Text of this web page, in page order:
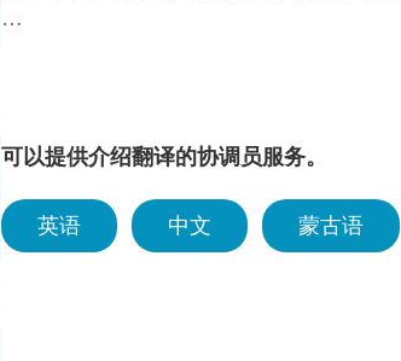
索菲亚女性医院旨在通过不断更新医学
正如索菲亚（SOPHIA：智慧）的含义一
可以提供介绍翻译的协调员服务。
英语 中文 蒙古语